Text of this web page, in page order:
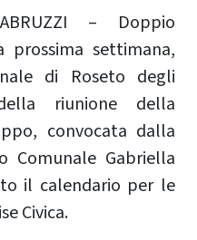
– Doppio
settimana,
di Roseto degli
riunione della
convocata dalla
Comunale Gabriella
il calendario per le
Civica.